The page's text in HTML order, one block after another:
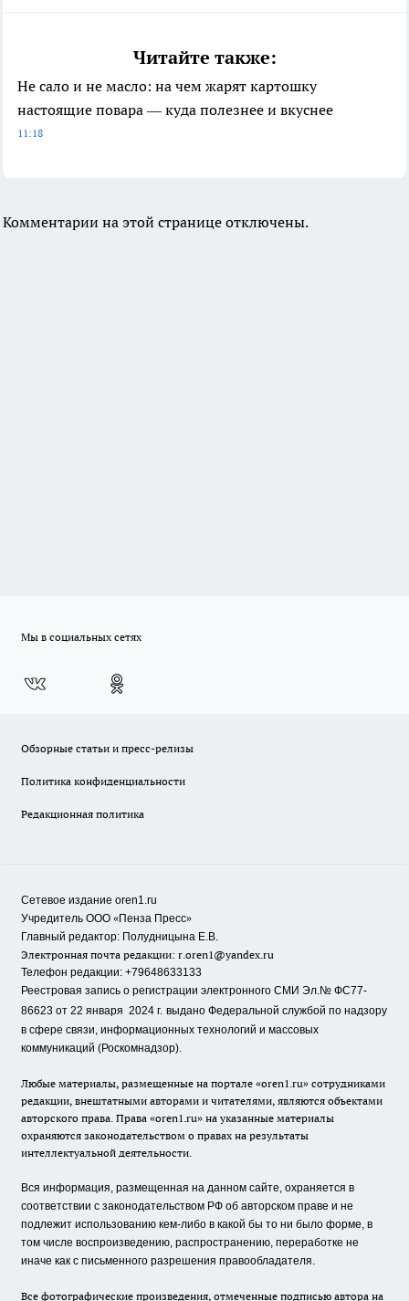
Читайте также:
Не сало и не масло: на чем жарят картошку
настоящие повара — куда полезнее и вкуснее
11:18
Комментарии на этой странице отключены.
Мы в социальных сетях
Обзорные статьи и пресс-релизы
Политика конфиденциальности
Редакционная политика
Сетевое издание oren1.ru
Учредитель ООО «Пенза Пресс»
Главный редактор: Полудницына Е.В.
Электронная почта редакции: r.oren1@yandex.ru
Телефон редакции: +79648633133
Реестровая запись о регистрации электронного СМИ Эл.№ ФС77-
86623 от 22 января 2024 г. выдано Федеральной службой по надзору
в сфере связи, информационных технологий и массовых
коммуникаций (Роскомнадзор).
Любые материалы, размещенные на портале «oren1.ru» сотрудниками
редакции, внештатными авторами и читателями, являются объектами
авторского права. Права «oren1.ru» на указанные материалы
охраняются законодательством о правах на результаты
интеллектуальной деятельности.
Вся информация, размещенная на данном сайте, охраняется в
соответствии с законодательством РФ об авторском праве и не
подлежит использованию кем-либо в какой бы то ни было форме, в
том числе воспроизведению, распространению, переработке не
иначе как с письменного разрешения правообладателя.
Все фотографические произведения, отмеченные подписью автора на